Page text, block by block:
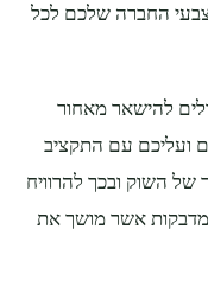
צבעי החברה שלכם לכל
להישאר מאחור
ועליכם עם התקציב
השוק ובכך להרוויח
מדבקות אשר מושך את